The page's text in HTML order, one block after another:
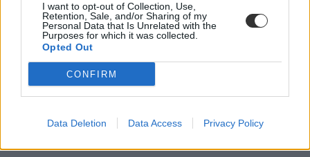
I want to opt-out of Collection, Use,
Retention, Sale, and/or Sharing of my
Personal Data that Is Unrelated with the
Purposes for which it was collected.
Opted Out
CONFIRM
Data Deletion Data Access Privacy Policy